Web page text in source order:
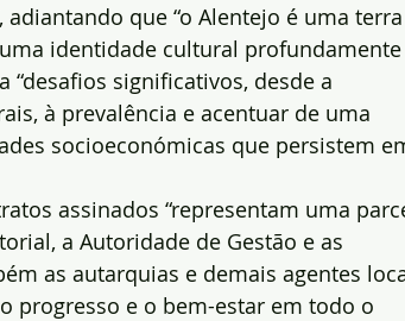
que “o Alentejo é uma
identidade cultural profundamente
“desafios significativos, desde a
à prevalência e acentuar de uma
socioeconómicas que persistem
assinados “representam uma
a Autoridade de Gestão e as
as autarquias e demais agentes
progresso e o bem-estar em todo o